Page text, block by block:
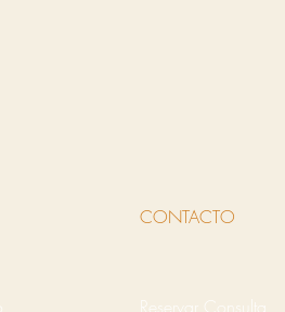
CONTACTO
Reservar Consulta